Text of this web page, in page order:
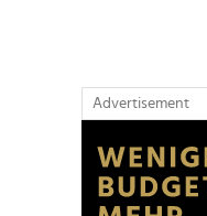
Advertisement